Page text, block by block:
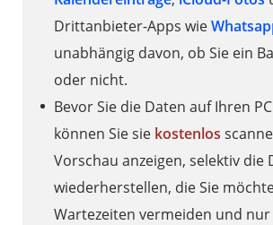
Drittanbieter-Apps wie
unabhängig davon, ob Sie ein
oder nicht.
Bevor Sie die Daten auf Ihren
können Sie sie kostenlos
Vorschau anzeigen, selektiv die
wiederherstellen, die Sie
Wartezeiten vermeiden und